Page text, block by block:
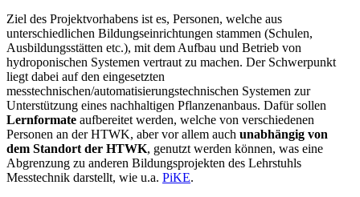
Ziel des Projektvorhabens ist es, Personen, welche aus
unterschiedlichen Bildungseinrichtungen stammen (Schulen,
Ausbildungsstätten etc.), mit dem Aufbau und Betrieb von
hydroponischen Systemen vertraut zu machen. Der Schwerpunkt
liegt dabei auf den eingesetzten
messtechnischen/automatisierungstechnischen Systemen zur
Unterstützung eines nachhaltigen Pflanzenanbaus. Dafür sollen
Lernformate aufbereitet werden, welche von verschiedenen
Personen an der HTWK, aber vor allem auch unabhängig von
dem Standort der HTWK, genutzt werden können, was eine
Abgrenzung zu anderen Bildungsprojekten des Lehrstuhls
Messtechnik darstellt, wie u.a. PiKE.